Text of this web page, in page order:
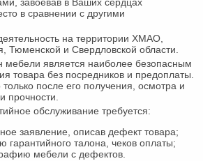
в сравнении с другими
на территории ХМАО,
Тюменской и Свердловской области.
мебели является наиболее безопасным
товара без посредников и предоплаты.
после его получения, осмотра и
прочности.
обслуживание требуется:
заявление, описав дефект товара;
гарантийного талона, чеков оплаты;
мебели с дефектов.